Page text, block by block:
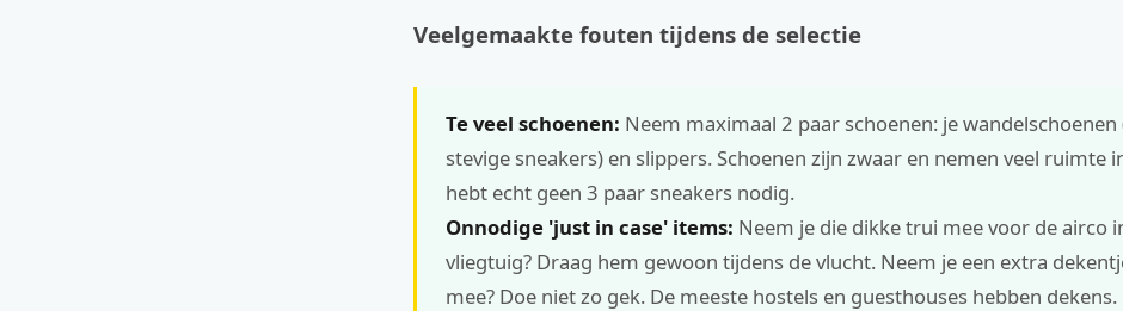
Veelgemaakte fouten tijdens de selectie
Te veel schoenen: Neem maximaal 2 paar schoenen: je wandelschoenen
stevige sneakers) en slippers. Schoenen zijn zwaar en nemen veel ruimte
hebt echt geen 3 paar sneakers nodig.
Onnodige 'just in case' items: Neem je die dikke trui mee voor de airco
vliegtuig? Draag hem gewoon tijdens de vlucht. Neem je een extra
mee? Doe niet zo gek. De meeste hostels en guesthouses hebben dekens.